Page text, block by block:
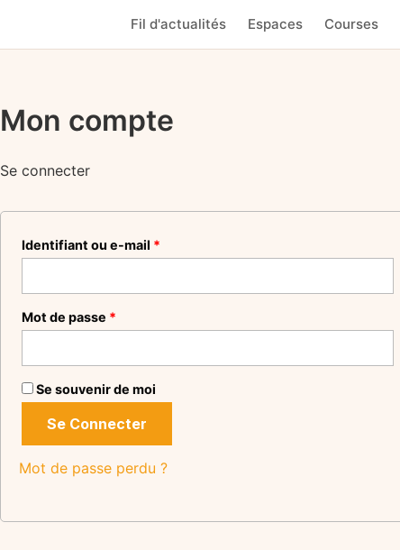
Fil d'actualités Espaces Courses
Mon compte
Se connecter
Identifiant ou e-mail *
Mot de passe *
Se souvenir de moi
Se Connecter
Mot de passe perdu ?